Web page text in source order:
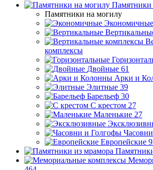
Памятники
Памятники на могилу
Экономичные
комплексы
Двойные 61
Арки и
Элитные 39
Барельеф 30
С крестом 27
Маленькие 27
Европейские